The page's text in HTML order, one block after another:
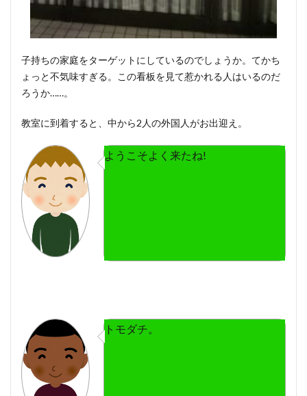
子持ちの家庭をターゲットにしているのでしょうか。てかち
ょっと不気味すぎる。この看板を見て惹かれる人はいるのだ
ろうか……。
教室に到着すると、中から2人の外国人がお出迎え。
ようこそよく来たね!
トモダチ。